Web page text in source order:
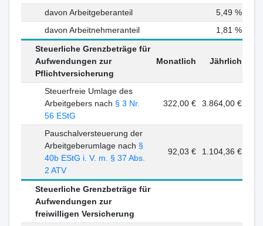
davon Arbeitgeberanteil
5,49 %
davon Arbeitnehmeranteil
1,81 %
Steuerliche Grenzbeträge für
Aufwendungen zur
Pflichtversicherung
Monatlich Jährlich
Steuerfreie Umlage des
Arbeitgebers nach § 3 Nr.
56 EStG
322,00 € 3.864,00 €
Pauschalversteuerung der
Arbeitgeberumlage nach §
40b EStG i. V. m. § 37 Abs.
2 ATV
92,03 € 1.104,36 €
Steuerliche Grenzbeträge für
Aufwendungen zur
freiwilligen Versicherung